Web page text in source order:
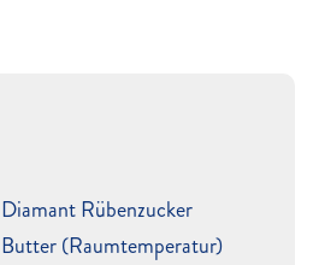
Diamant Rübenzucker
Butter (Raumtemperatur)